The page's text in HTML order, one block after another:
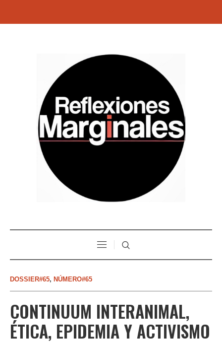
DOSSIER#65, NÚMERO#65
CONTINUUM INTERANIMAL,
ÉTICA, EPIDEMIA Y ACTIVISMO